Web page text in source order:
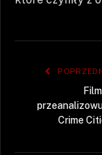
Crime